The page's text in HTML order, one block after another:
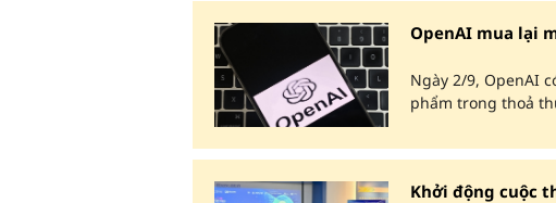
OpenAI mua lại
Ngày 2/9, OpenAI
phẩm trong thoả
Khởi động cuộc